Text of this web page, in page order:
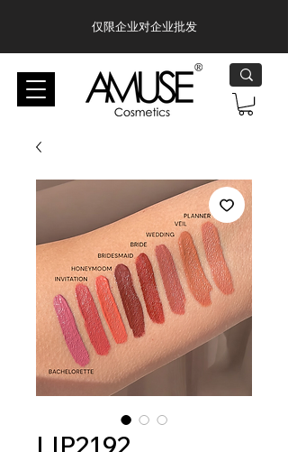
仅限企业对企业批发
LIP2192